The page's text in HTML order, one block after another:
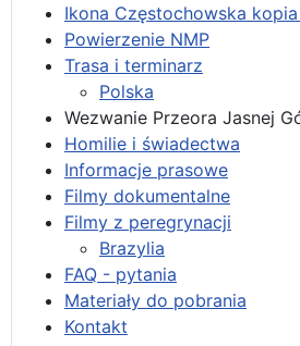
Ikona Częstochowska
Powierzenie NMP
Trasa i terminarz
Polska
Wezwanie Przeora Jasnej
Homilie i świadectwa
Informacje prasowe
Filmy dokumentalne
Filmy z peregrynacji
Brazylia
FAQ - pytania
Materiały do pobrania
Kontakt